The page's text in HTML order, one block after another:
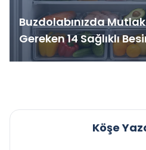
Buzdolabınızda
Gereken 14 Sağlıklı
Köşe